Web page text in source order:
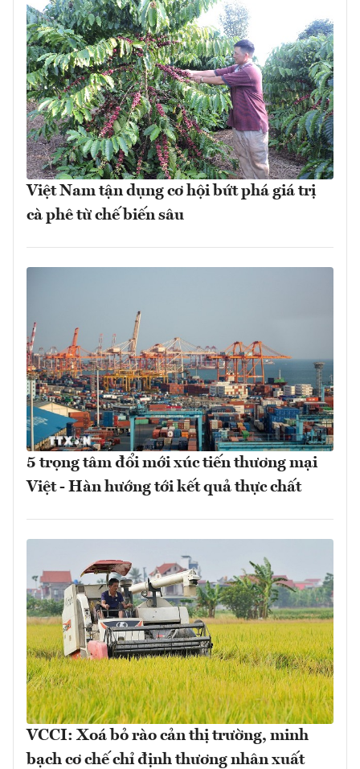
Việt Nam tận dụng cơ hội bứt phá giá trị
cà phê từ chế biến sâu
5 trọng tâm đổi mới xúc tiến thương mại
Việt - Hàn hướng tới kết quả thực chất
VCCI: Xoá bỏ rào cản thị trường, minh
bạch cơ chế chỉ định thương nhân xuất